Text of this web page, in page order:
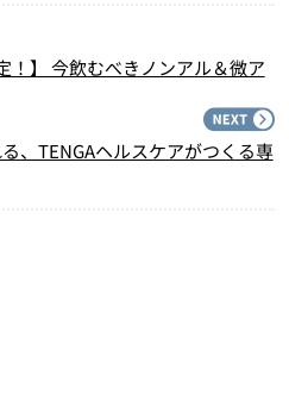
！】 今飲むべきノンアル＆微ア
、TENGAヘルスケアがつくる専